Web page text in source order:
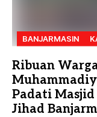
BANJARMASIN
Ribuan
Padati
Jihad